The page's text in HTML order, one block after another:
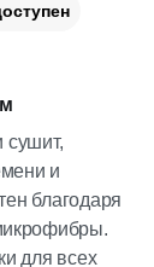
сушит,
и
благодаря
для всех